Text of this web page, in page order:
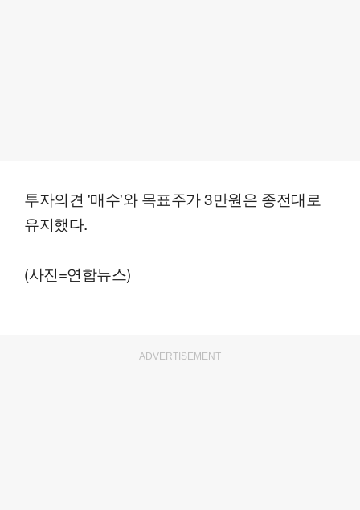
투자의견 '매수'와 목표주가 3만원은 종전대로
유지했다.
(사진=연합뉴스)
ADVERTISEMENT